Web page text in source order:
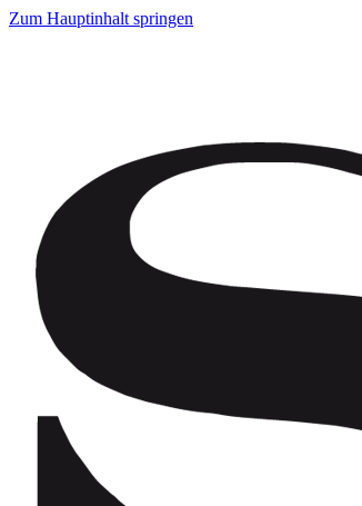
Zum Hauptinhalt springen